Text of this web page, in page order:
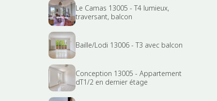
Le Camas 13005 - T4 lumieux,
traversant, balcon
Baille/Lodi 13006 - T3 avec balcon
Conception 13005 - Appartement
dT1/2 en dernier étage